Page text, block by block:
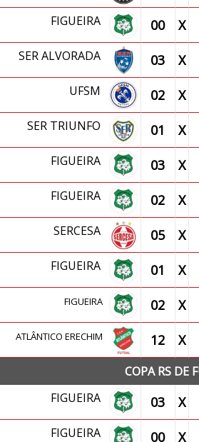
FIGUEIRA 00 X
SER ALVORADA 03 X
UFSM 02 X
SER TRIUNFO 01 X
FIGUEIRA 03 X
FIGUEIRA 02 X
SERCESA 05 X
FIGUEIRA 01 X
FIGUEIRA 02 X
ATLÂNTICO ERECHIM 12 X
COPA RS DE
FIGUEIRA 03 X
FIGUEIRA 00 X